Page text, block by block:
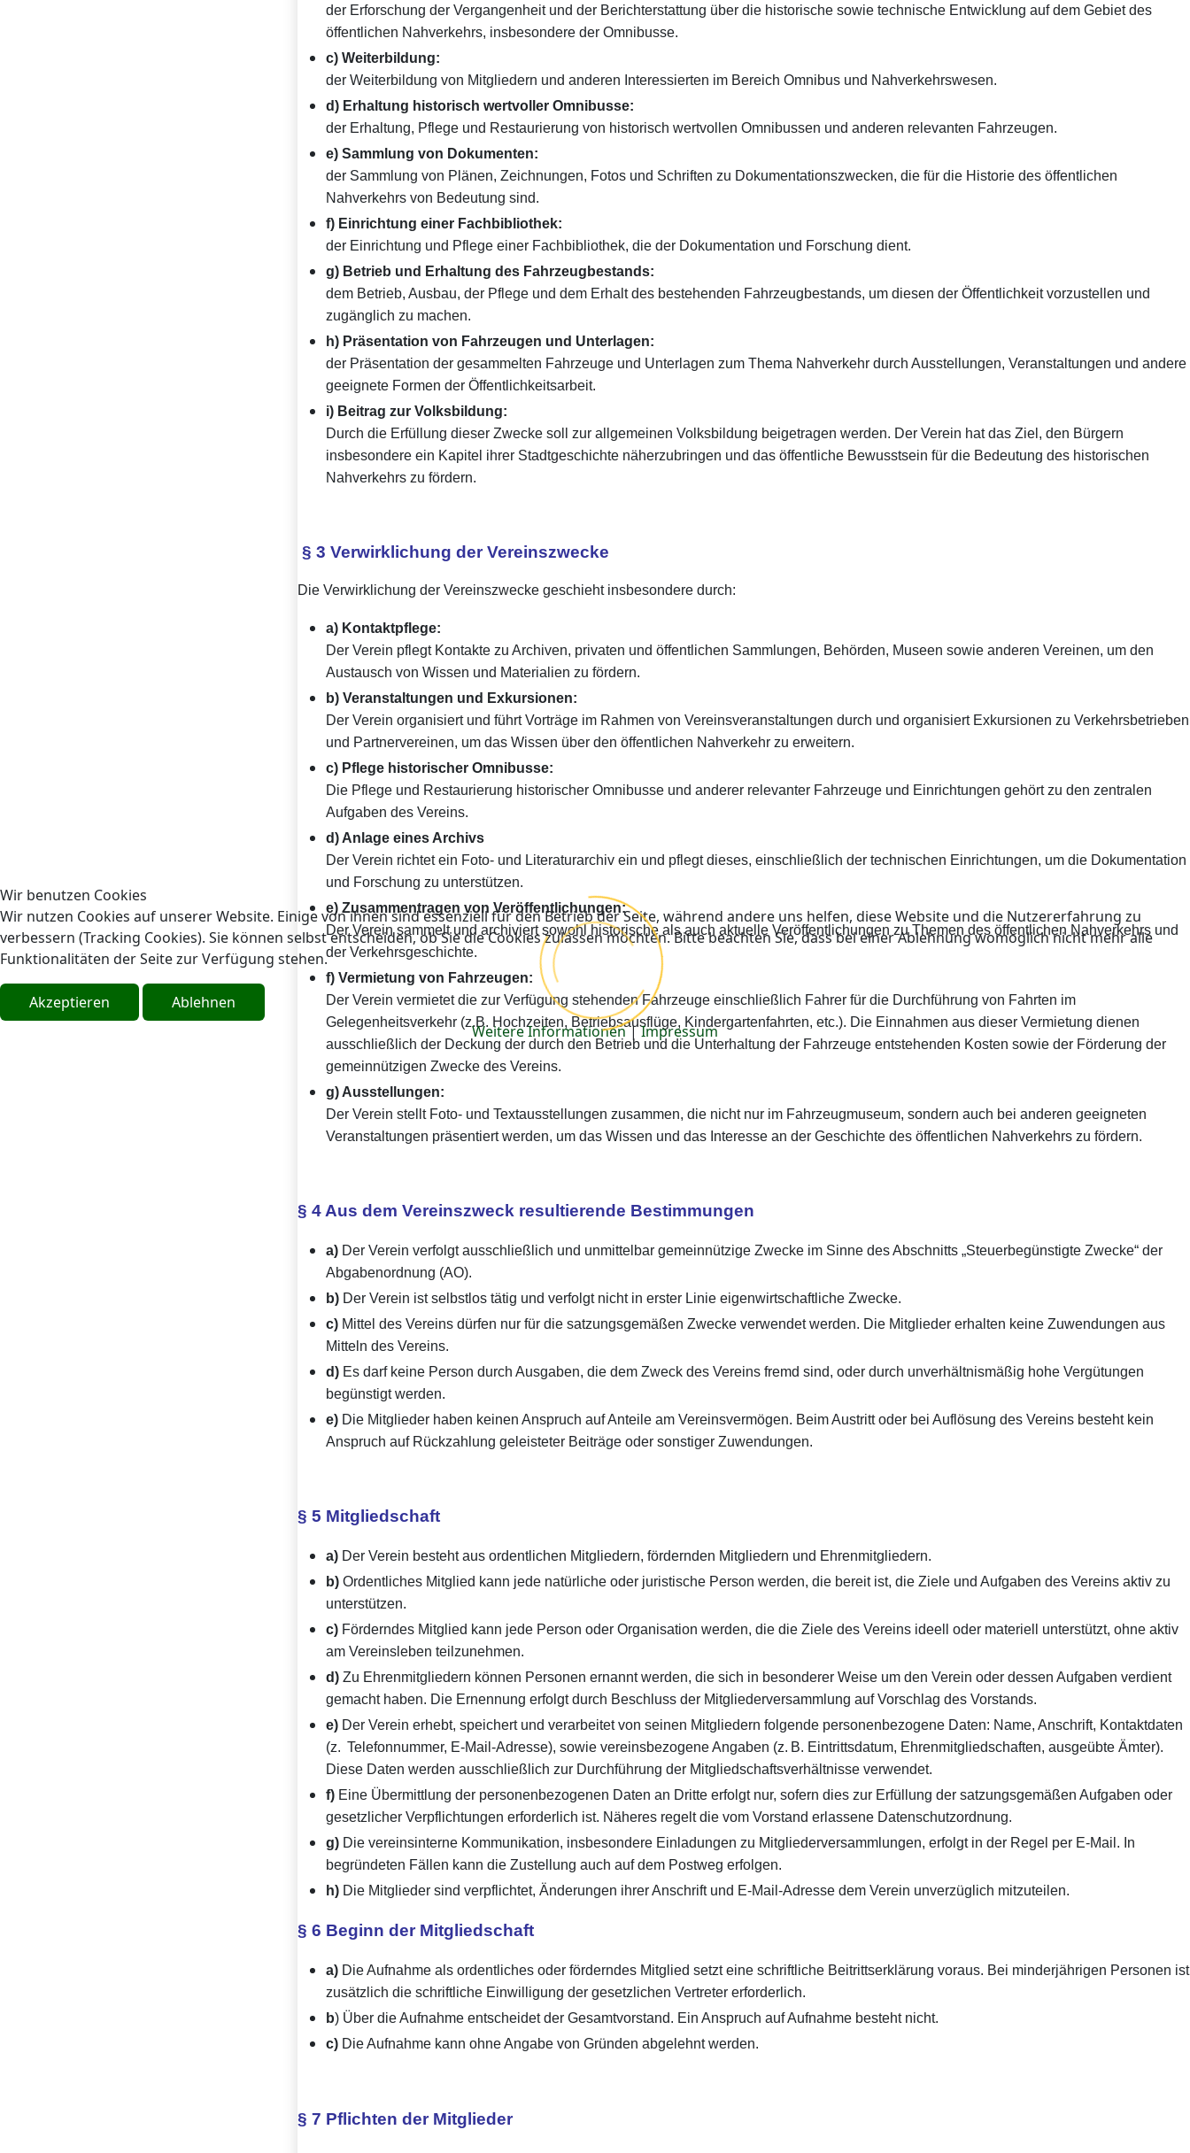
der Erforschung der Vergangenheit und der Berichterstattung über die historische sowie technische Entwicklung auf dem Gebiet des
öffentlichen Nahverkehrs, insbesondere der Omnibusse.
c) Weiterbildung:
der Weiterbildung von Mitgliedern und anderen Interessierten im Bereich Omnibus und Nahverkehrswesen.
d) Erhaltung historisch wertvoller Omnibusse:
der Erhaltung, Pflege und Restaurierung von historisch wertvollen Omnibussen und anderen relevanten Fahrzeugen.
e) Sammlung von Dokumenten:
der Sammlung von Plänen, Zeichnungen, Fotos und Schriften zu Dokumentationszwecken, die für die Historie des öffentlichen
Nahverkehrs von Bedeutung sind.
f) Einrichtung einer Fachbibliothek:
der Einrichtung und Pflege einer Fachbibliothek, die der Dokumentation und Forschung dient.
g) Betrieb und Erhaltung des Fahrzeugbestands:
dem Betrieb, Ausbau, der Pflege und dem Erhalt des bestehenden Fahrzeugbestands, um diesen der Öffentlichkeit vorzustellen und
zugänglich zu machen.
h) Präsentation von Fahrzeugen und Unterlagen:
der Präsentation der gesammelten Fahrzeuge und Unterlagen zum Thema Nahverkehr durch Ausstellungen, Veranstaltungen und andere
geeignete Formen der Öffentlichkeitsarbeit.
i) Beitrag zur Volksbildung:
Durch die Erfüllung dieser Zwecke soll zur allgemeinen Volksbildung beigetragen werden. Der Verein hat das Ziel, den Bürgern
insbesondere ein Kapitel ihrer Stadtgeschichte näherzubringen und das öffentliche Bewusstsein für die Bedeutung des historischen
Nahverkehrs zu fördern.
§ 3 Verwirklichung der Vereinszwecke
Die Verwirklichung der Vereinszwecke geschieht insbesondere durch:
a) Kontaktpflege:
Der Verein pflegt Kontakte zu Archiven, privaten und öffentlichen Sammlungen, Behörden, Museen sowie anderen Vereinen, um den
Austausch von Wissen und Materialien zu fördern.
b) Veranstaltungen und Exkursionen:
Der Verein organisiert und führt Vorträge im Rahmen von Vereinsveranstaltungen durch und organisiert Exkursionen zu Verkehrsbetrieben
und Partnervereinen, um das Wissen über den öffentlichen Nahverkehr zu erweitern.
c) Pflege historischer Omnibusse:
Die Pflege und Restaurierung historischer Omnibusse und anderer relevanter Fahrzeuge und Einrichtungen gehört zu den zentralen
Aufgaben des Vereins.
d) Anlage eines Archivs
Der Verein richtet ein Foto- und Literaturarchiv ein und pflegt dieses, einschließlich der technischen Einrichtungen, um die Dokumentation
und Forschung zu unterstützen.
e) Zusammentragen von Veröffentlichungen:
Der Verein sammelt und archiviert sowohl historische als auch aktuelle Veröffentlichungen zu Themen des öffentlichen Nahverkehrs und
der Verkehrsgeschichte.
f) Vermietung von Fahrzeugen:
Der Verein vermietet die zur Verfügung stehenden Fahrzeuge einschließlich Fahrer für die Durchführung von Fahrten im
Gelegenheitsverkehr (z.B. Hochzeiten, Betriebsausflüge, Kindergartenfahrten, etc.). Die Einnahmen aus dieser Vermietung dienen
ausschließlich der Deckung der durch den Betrieb und die Unterhaltung der Fahrzeuge entstehenden Kosten sowie der Förderung der
gemeinnützigen Zwecke des Vereins.
g) Ausstellungen:
Der Verein stellt Foto- und Textausstellungen zusammen, die nicht nur im Fahrzeugmuseum, sondern auch bei anderen geeigneten
Veranstaltungen präsentiert werden, um das Wissen und das Interesse an der Geschichte des öffentlichen Nahverkehrs zu fördern.
§ 4 Aus dem Vereinszweck resultierende Bestimmungen
a) Der Verein verfolgt ausschließlich und unmittelbar gemeinnützige Zwecke im Sinne des Abschnitts „Steuerbegünstigte Zwecke“ der
Abgabenordnung (AO).
b) Der Verein ist selbstlos tätig und verfolgt nicht in erster Linie eigenwirtschaftliche Zwecke.
c) Mittel des Vereins dürfen nur für die satzungsgemäßen Zwecke verwendet werden. Die Mitglieder erhalten keine Zuwendungen aus
Mitteln des Vereins.
d) Es darf keine Person durch Ausgaben, die dem Zweck des Vereins fremd sind, oder durch unverhältnismäßig hohe Vergütungen
begünstigt werden.
e) Die Mitglieder haben keinen Anspruch auf Anteile am Vereinsvermögen. Beim Austritt oder bei Auflösung des Vereins besteht kein
Anspruch auf Rückzahlung geleisteter Beiträge oder sonstiger Zuwendungen.
§ 5 Mitgliedschaft
a) Der Verein besteht aus ordentlichen Mitgliedern, fördernden Mitgliedern und Ehrenmitgliedern.
b) Ordentliches Mitglied kann jede natürliche oder juristische Person werden, die bereit ist, die Ziele und Aufgaben des Vereins aktiv zu
unterstützen.
c) Förderndes Mitglied kann jede Person oder Organisation werden, die die Ziele des Vereins ideell oder materiell unterstützt, ohne aktiv
am Vereinsleben teilzunehmen.
d) Zu Ehrenmitgliedern können Personen ernannt werden, die sich in besonderer Weise um den Verein oder dessen Aufgaben verdient
gemacht haben. Die Ernennung erfolgt durch Beschluss der Mitgliederversammlung auf Vorschlag des Vorstands.
e) Der Verein erhebt, speichert und verarbeitet von seinen Mitgliedern folgende personenbezogene Daten: Name, Anschrift, Kontaktdaten
(z. Telefonnummer, E-Mail-Adresse), sowie vereinsbezogene Angaben (z. B. Eintrittsdatum, Ehrenmitgliedschaften, ausgeübte Ämter).
Diese Daten werden ausschließlich zur Durchführung der Mitgliedschaftsverhältnisse verwendet.
f) Eine Übermittlung der personenbezogenen Daten an Dritte erfolgt nur, sofern dies zur Erfüllung der satzungsgemäßen Aufgaben oder
gesetzlicher Verpflichtungen erforderlich ist. Näheres regelt die vom Vorstand erlassene Datenschutzordnung.
g) Die vereinsinterne Kommunikation, insbesondere Einladungen zu Mitgliederversammlungen, erfolgt in der Regel per E-Mail. In
begründeten Fällen kann die Zustellung auch auf dem Postweg erfolgen.
h) Die Mitglieder sind verpflichtet, Änderungen ihrer Anschrift und E-Mail-Adresse dem Verein unverzüglich mitzuteilen.
§ 6 Beginn der Mitgliedschaft
a) Die Aufnahme als ordentliches oder förderndes Mitglied setzt eine schriftliche Beitrittserklärung voraus. Bei minderjährigen Personen ist
zusätzlich die schriftliche Einwilligung der gesetzlichen Vertreter erforderlich.
b) Über die Aufnahme entscheidet der Gesamtvorstand. Ein Anspruch auf Aufnahme besteht nicht.
c) Die Aufnahme kann ohne Angabe von Gründen abgelehnt werden.
§ 7 Pflichten der Mitglieder
Wir benutzen Cookies
Wir nutzen Cookies auf unserer Website. Einige von ihnen sind essenziell für den Betrieb der Seite, während andere uns helfen, diese Website und die Nutzererfahrung zu
verbessern (Tracking Cookies). Sie können selbst entscheiden, ob Sie die Cookies zulassen möchten. Bitte beachten Sie, dass bei einer Ablehnung womöglich nicht mehr alle
Funktionalitäten der Seite zur Verfügung stehen.
Akzeptieren
Ablehnen
Weitere Informationen|Impressum